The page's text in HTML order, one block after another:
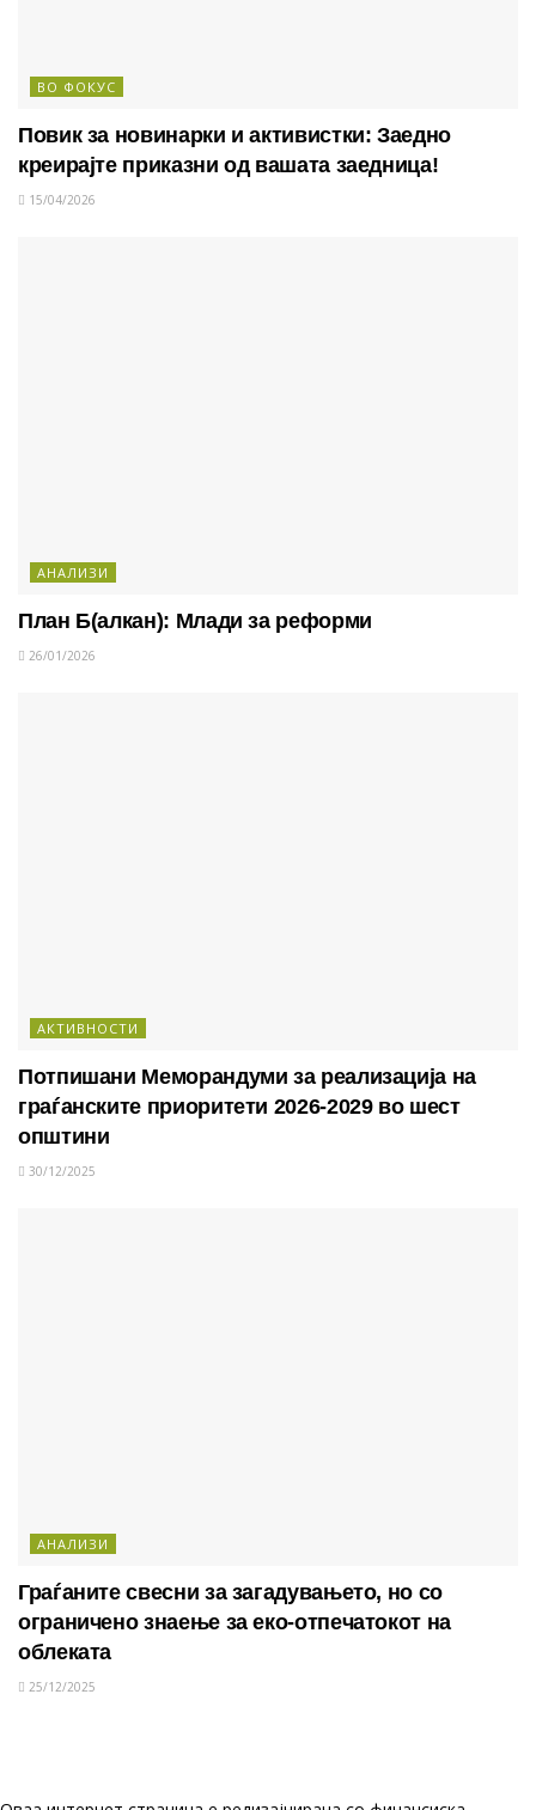
ВО ФОКУС
Повик за новинарки и активистки: Заедно
креирајте приказни од вашата заедница!
15/04/2026
АНАЛИЗИ
План Б(алкан): Млади за реформи
26/01/2026
АКТИВНОСТИ
Потпишани Меморандуми за реализација на
граѓанските приоритети 2026-2029 во шест
општини
30/12/2025
АНАЛИЗИ
Граѓаните свесни за загадувањето, но со
ограничено знаење за еко-отпечатокот на
облеката
25/12/2025